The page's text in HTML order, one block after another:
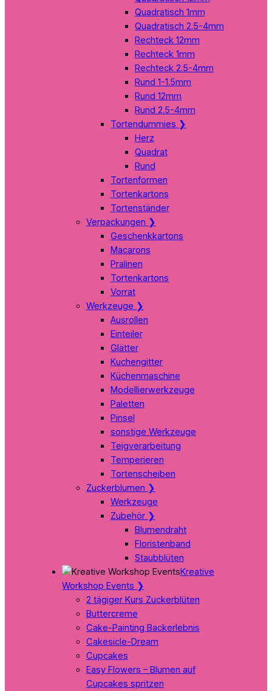
Quadratisch 1mm
Quadratisch 2.5-4mm
Rechteck 12mm
Rechteck 1mm
Rechteck 2.5-4mm
Rund 1-1.5mm
Rund 12mm
Rund 2.5-4mm
Tortendummies ❯
Herz
Quadrat
Rund
Tortenformen
Tortenkartons
Tortenständer
Verpackungen ❯
Geschenkkartons
Macarons
Pralinen
Tortenkartons
Vorrat
Werkzeuge ❯
Ausrollen
Einteiler
Glätter
Kuchengitter
Küchenmaschine
Modellierwerkzeuge
Paletten
Pinsel
sonstige Werkzeuge
Teigverarbeitung
Temperieren
Tortenscheiben
Zuckerblumen ❯
Werkzeuge
Zubehör ❯
Blumendraht
Floristenband
Staubblüten
Kreative
Workshop Events ❯
2 tägiger Kurs Zuckerblüten
Buttercreme
Cake-Painting Backerlebnis
Cakesicle-Dream
Cupcakes
Easy Flowers – Blumen auf
Cupcakes spritzen